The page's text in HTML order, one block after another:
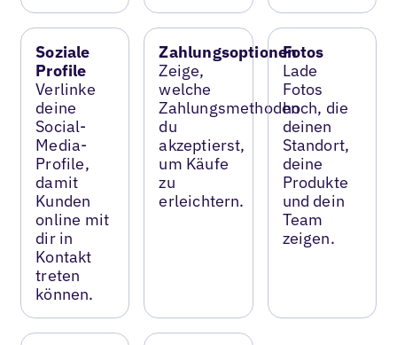
Soziale
Profile
Verlinke
deine
Social-
Media-
Profile,
damit
Kunden
online mit
dir in
Kontakt
treten
können.
Zahlungsoptionen
Zeige,
welche
Zahlungsmethoden
du
akzeptierst,
um Käufe
zu
erleichtern.
Fotos
Lade
Fotos
hoch, die
deinen
Standort,
deine
Produkte
und dein
Team
zeigen.